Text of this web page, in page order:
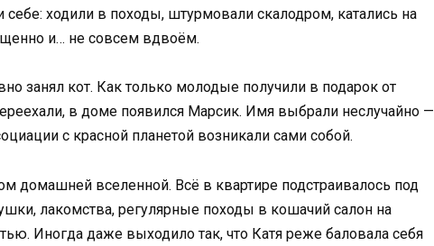
ходили в походы, штурмовали скалодром, катались на
и… не совсем вдвоём.
занял кот. Как только молодые получили в подарок от
в доме появился Марсик. Имя выбрали неслучайно —
с красной планетой возникали сами собой.
домашней вселенной. Всё в квартире подстраивалось под
лакомства, регулярные походы в кошачий салон на
Иногда даже выходило так, что Катя реже баловала себя